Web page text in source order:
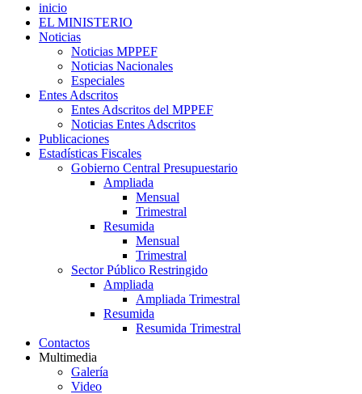
inicio
EL MINISTERIO
Noticias
Noticias MPPEF
Noticias Nacionales
Especiales
Entes Adscritos
Entes Adscritos del MPPEF
Noticias Entes Adscritos
Publicaciones
Estadísticas Fiscales
Gobierno Central Presupuestario
Ampliada
Mensual
Trimestral
Resumida
Mensual
Trimestral
Sector Público Restringido
Ampliada
Ampliada Trimestral
Resumida
Resumida Trimestral
Contactos
Multimedia
Galería
Video